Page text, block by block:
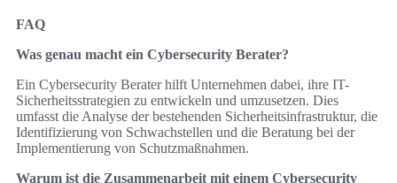
FAQ
Was genau macht ein Cybersecurity Berater?
Ein Cybersecurity Berater hilft Unternehmen dabei, ihre IT-
Sicherheitsstrategien zu entwickeln und umzusetzen. Dies
umfasst die Analyse der bestehenden Sicherheitsinfrastruktur, die
Identifizierung von Schwachstellen und die Beratung bei der
Implementierung von Schutzmaßnahmen.
Warum ist die Zusammenarbeit mit einem Cybersecurity